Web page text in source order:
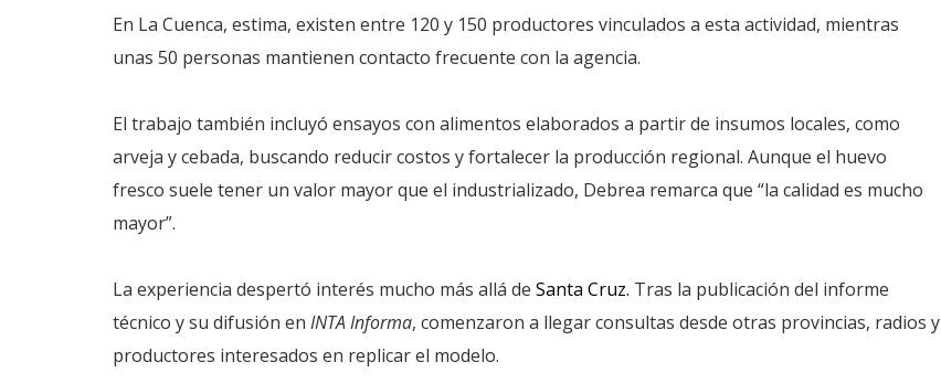
En La Cuenca, estima, existen entre 120 y 150 productores vinculados a esta actividad, mientras
unas 50 personas mantienen contacto frecuente con la agencia.
El trabajo también incluyó ensayos con alimentos elaborados a partir de insumos locales, como
arveja y cebada, buscando reducir costos y fortalecer la producción regional. Aunque el huevo
fresco suele tener un valor mayor que el industrializado, Debrea remarca que “la calidad es mucho
mayor”.
La experiencia despertó interés mucho más allá de Santa Cruz. Tras la publicación del informe
técnico y su difusión en INTA Informa, comenzaron a llegar consultas desde otras provincias, radios y
productores interesados en replicar el modelo.